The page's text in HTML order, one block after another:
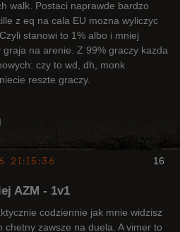
walk. Postaci naprawde bardzo
z eq na cala EU mozna wyliczyc
stanowi to 1% albo i mniej
graja na arenie. Z 99% graczy kazda
czy to wd, dh, monk
reszte graczy.
16
21:15:36
AZM - 1v1
codziennie jak mnie widzisz
chetny zawsze na duela. A vimer to